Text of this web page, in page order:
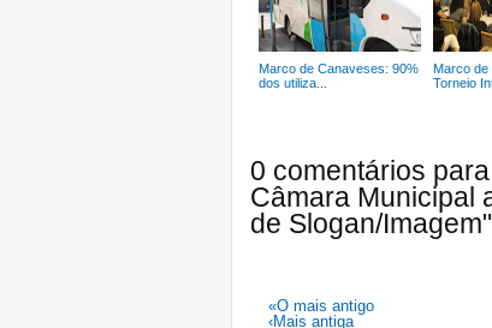
Marco de Canaveses: 90%
dos utiliza...
Marco de
Torneio
0 comentários
Câmara Municipal
de Slogan/Imagem"
«O mais antigo
‹Mais antiga